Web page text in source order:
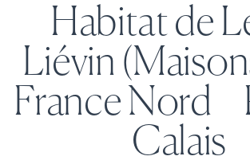
Habitat de
Liévin
France Nord –
Calais